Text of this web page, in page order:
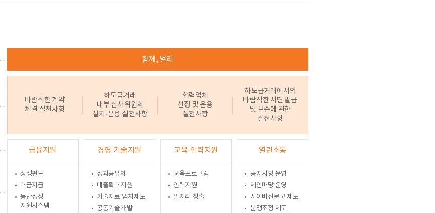
함께, 멀리
바람직한 계약
체결 실천사항
하도급거래
내부 심사위원회
설치·운용 실천사항
협력업체
선정 및 운용
실천사항
하도급거래에서의
바람직한 서면 발급
및 보존에 관한
실천사항
금융지원 경영·기술지원 교육·인력지원 열린소통
상생펀드
대금지급
동반성장
지원시스템
성과공유제
매출확대지원
기술자료 임치제도
공동기술개발
교육프로그램
인력지원
일자리 창출
공지사항 운영
제안마당 운영
사이버신문고 제도
분쟁조정 제도